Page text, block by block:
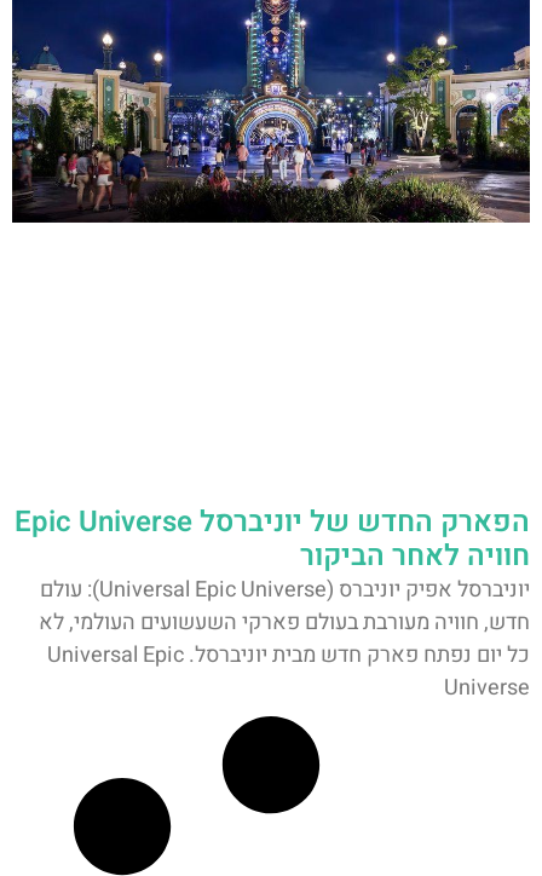
הפארק החדש של יוניברסל Epic Universe
חוויה לאחר הביקור
יוניברסל אפיק יוניברס (Universal Epic Universe): עולם
חדש, חוויה מעורבת בעולם פארקי השעשועים העולמי, לא
כל יום נפתח פארק חדש מבית יוניברסל. Universal Epic
Universe